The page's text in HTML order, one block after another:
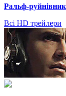
Ральф-руйнівник
Всі HD трейлери